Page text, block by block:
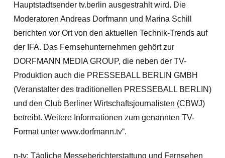
Hauptstadtsender tv.berlin ausgestrahlt wird. Die
Moderatoren Andreas Dorfmann und Marina Schill
berichten vor Ort von den aktuellen Technik-Trends auf
der IFA. Das Fernsehunternehmen gehört zur
DORFMANN MEDIA GROUP, die neben der TV-
Produktion auch die PRESSEBALL BERLIN GMBH
(Veranstalter des traditionellen PRESSEBALL BERLIN)
und den Club Berliner Wirtschaftsjournalisten (CBWJ)
betreibt. Weitere Informationen zum genannten TV-
Format unter www.dorfmann.tv“.
n-tv: Tägliche Messeberichterstattung und Fernsehen